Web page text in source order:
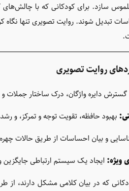
سازد. برای کودکانی که با چالش‌های
تبدیل شوند. روایت تصویری تنها
روایت تصویری
گسترش دایره واژگان، درک ساختار جملات
بهبود حافظه، تقویت توجه و تمرکز، و
و بیان احساسات از طریق حالات
ویژه: ایجاد یک سیستم ارتباطی جایگزین
که در بیان کلامی مشکل دارند، از